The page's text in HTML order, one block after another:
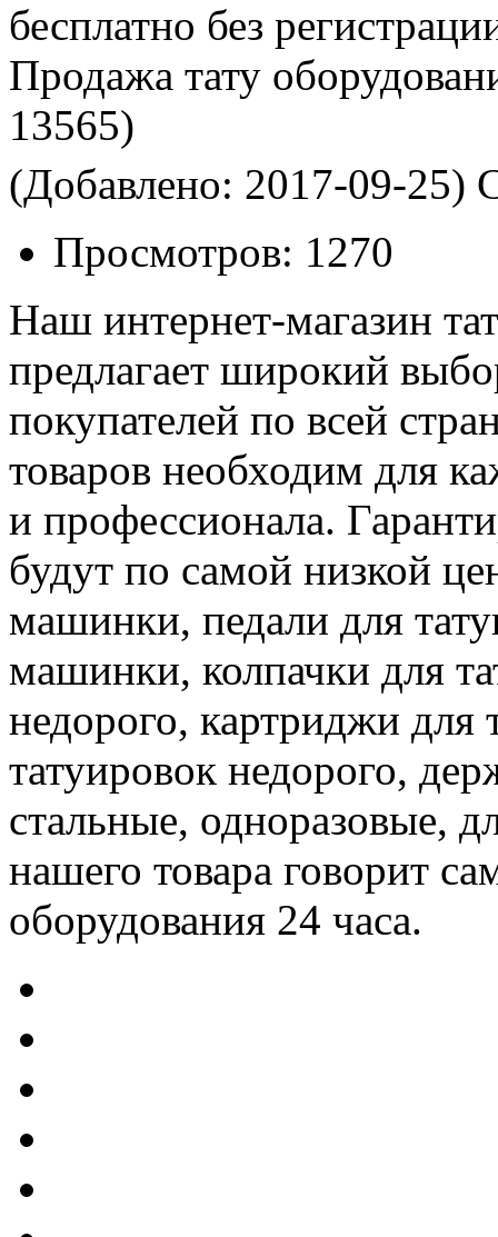
бесплатно без
Продажа тату
13565)
(Добавлено: 2017-09-25)
Просмотров: 1270
Наш интернет-магазин
предлагает широкий
покупателей по всей
товаров необходим для
и профессионала.
будут по самой низкой
машинки, педали для
машинки, колпачки для
недорого, картриджи для
татуировок недорого,
стальные, одноразовые,
нашего товара говорит
оборудования 24 часа.